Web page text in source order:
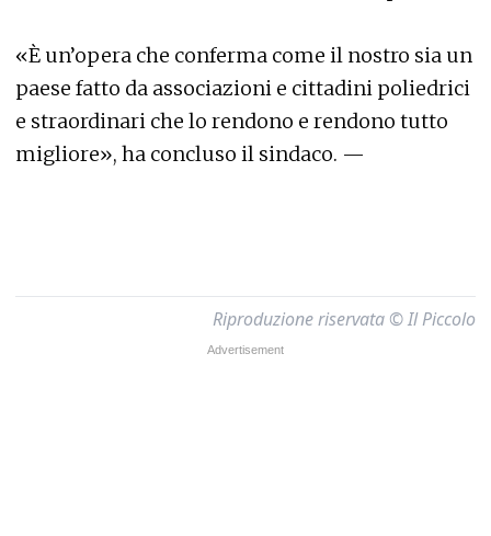
«È un’opera che conferma come il nostro sia un
paese fatto da associazioni e cittadini poliedrici
e straordinari che lo rendono e rendono tutto
migliore», ha concluso il sindaco. —
Riproduzione riservata © Il Piccolo